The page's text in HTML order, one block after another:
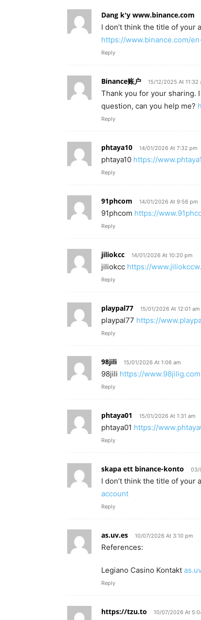
Dang k'y www.binance.com
I don’t think the title of your
https://www.binance.com/
Reply
Binance账户 15/12/2025 At 11:32
Thank you for your sharing.
question, can you help me?
Reply
phtaya10 14/01/2026 At 7:32 pm
phtaya10 https://
Reply
91phcom 14/01/2026 At 9:56 pm
91phcom https://
Reply
jiliokcc 14/01/2026 At 10:20 pm
jiliokcc https://
Reply
playpal77 15/01/2026 At 12:01 am
playpal77 https://
Reply
98jili 15/01/2026 At 1:06 am
98jili https://www.98jilig.com
Reply
phtaya01 15/01/2026 At 1:31 am
phtaya01 https://
Reply
skapa ett binance-konto 03/
I don’t think the title of your
account
Reply
as.uv.es 10/07/2026 At 3:10 pm
References:
Legiano Casino Kontakt
Reply
https://tzu.to 10/07/2026 At